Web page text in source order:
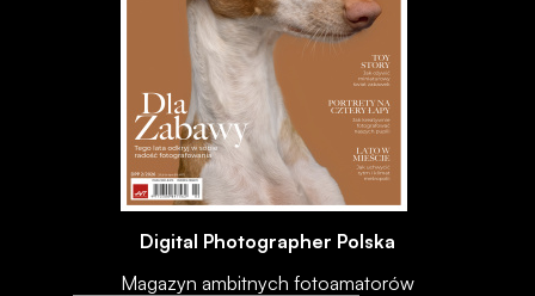
Digital Photographer Polska
Magazyn ambitnych fotoamatorów